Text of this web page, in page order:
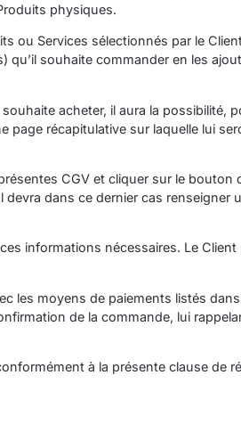
physiques.
ou Services sélectionnés par le
souhaite commander en les
acheter, il aura la possibilité,
page récapitulative sur laquelle lui
CGV et cliquer sur le bouton
dans ce dernier cas renseigner
informations nécessaires. Le
les moyens de paiements listés
de la commande, lui
à la présente clause de